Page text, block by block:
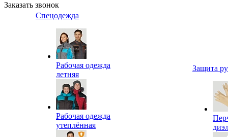
Заказать звонок
Спецодежда
Рабочая одежда
летняя
Рабочая одежда
утеплённая
Защита